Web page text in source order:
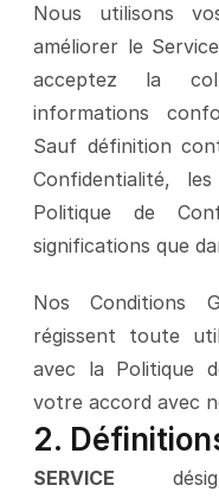
Nous utilisons
améliorer le
acceptez la
informations
Sauf définition
Confidentialité,
Politique de
significations que
Nos Conditions
régissent toute
avec la Politique
votre accord avec
2.
SERVICE